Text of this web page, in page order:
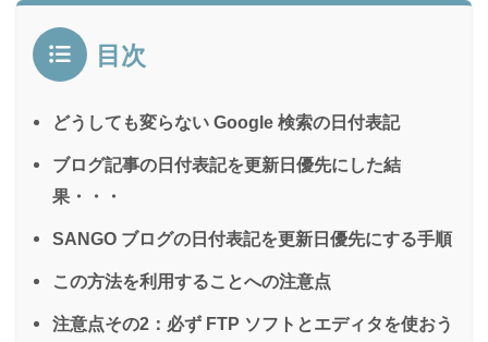
目次
どうしても変らない Google 検索の日付表記
ブログ記事の日付表記を更新日優先にした結
果・・・
SANGO ブログの日付表記を更新日優先にする手順
この方法を利用することへの注意点
注意点その2：必ず FTP ソフトとエディタを使おう